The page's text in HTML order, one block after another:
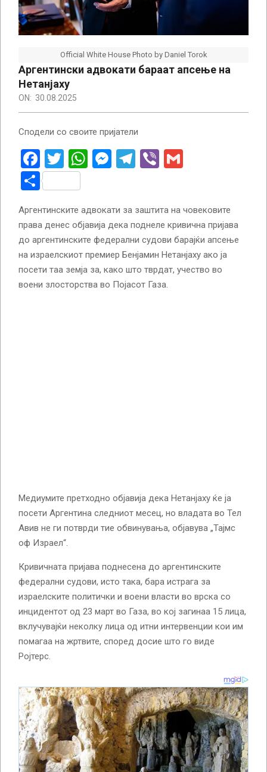
Official White House Photo by Daniel Torok
Аргентински адвокати бараат апсење на
Нетанјаху
ON: 30.08.2025
Сподели со своите пријатели
Facebook
Twitter
WhatsApp
Messenger
Telegram
Viber
Share
Аргентинските адвокати за заштита на човековите
права денес објавија дека поднеле кривична пријава
до аргентинските федерални судови барајќи апсење
на израелскиот премиер Бенјамин Нетанјаху ако ја
посети таа земја за, како што тврдат, учество во
воени злосторства во Појасот Газа.
Медиумите претходно објавија дека Нетанјаху ќе ја
посети Аргентина следниот месец, но владата во Тел
Авив не ги потврди тие обвинувања, објавува „Тајмс
оф Израел“.
Кривичната пријава поднесена до аргентинските
федерални судови, исто така, бара истрага за
израелските политички и воени власти во врска со
инцидентот од 23 март во Газа, во кој загинаа 15 лица,
вклучувајќи неколку лица од итни интервенции кои им
помагаа на жртвите, според досие што го виде
Ројтерс.